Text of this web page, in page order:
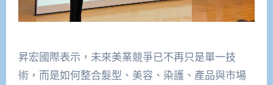
昇宏國際表示，未來美業競爭已不再只是單一技
術，而是如何整合髮型、美容、染護、產品與市場